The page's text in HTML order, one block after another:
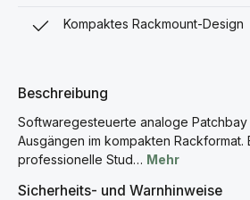
Kompaktes Rackmount-Design
Beschreibung
Softwaregesteuerte analoge Patchbay
Ausgängen im kompakten Rackformat.
professionelle Stud… Mehr
Sicherheits- und Warnhinweise